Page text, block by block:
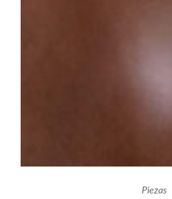
Piezas